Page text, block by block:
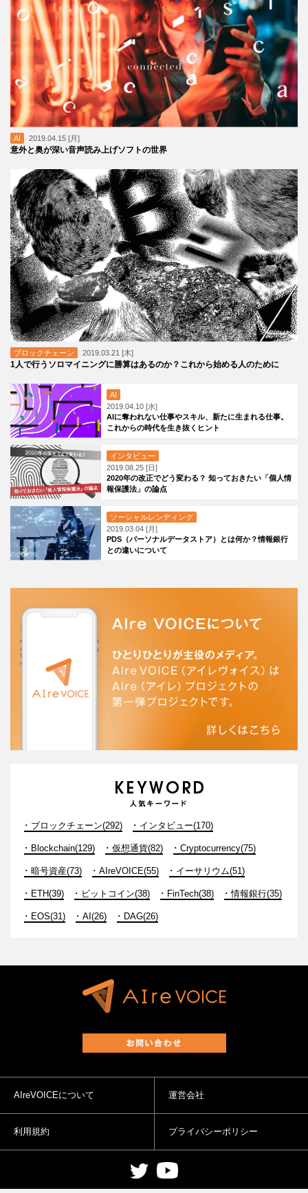
AI 2019.04.15 [月]
意外と奥が深い音声読み上げソフトの世界
ブロックチェーン 2019.03.21 [木]
1人で行うソロマイニングに勝算はあるのか？これから始める人のために
AI
2019.04.10 [水]
AIに奪われない仕事やスキル、新たに生まれる仕事。
これからの時代を生き抜くヒント
インタビュー
2019.08.25 [日]
2020年の改正でどう変わる？ 知っておきたい「個人情
報保護法」の論点
ソーシャルレンディング
2019.03.04 [月]
PDS（パーソナルデータストア）とは何か？情報銀行
との違いについて
ブロックチェーン(292) インタビュー(170)
Blockchain(129) 仮想通貨(82) Cryptocurrency(75)
暗号資産(73) AIreVOICE(55) イーサリウム(51)
ETH(39) ビットコイン(38) FinTech(38) 情報銀行(35)
EOS(31) AI(26) DAG(26)
AIreVOICEについて 運営会社
利用規約 プライバシーポリシー